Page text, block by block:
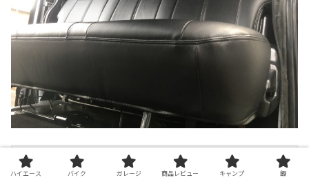
別角度から
ハイエース バイク ガレージ 商品レビュー キャンプ 飯